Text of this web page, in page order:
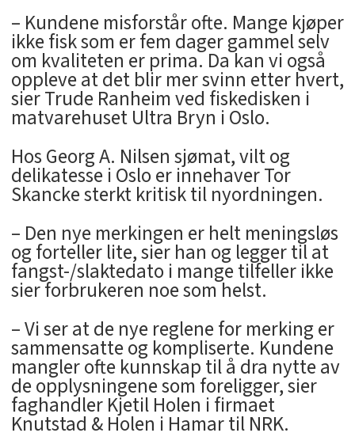
– Kundene misforstår ofte. Mange kjøper
ikke fisk som er fem dager gammel selv
om kvaliteten er prima. Da kan vi også
oppleve at det blir mer svinn etter hvert,
sier Trude Ranheim ved fiskedisken i
matvarehuset Ultra Bryn i Oslo.
Hos Georg A. Nilsen sjømat, vilt og
delikatesse i Oslo er innehaver Tor
Skancke sterkt kritisk til nyordningen.
– Den nye merkingen er helt meningsløs
og forteller lite, sier han og legger til at
fangst-/slaktedato i mange tilfeller ikke
sier forbrukeren noe som helst.
– Vi ser at de nye reglene for merking er
sammensatte og kompliserte. Kundene
mangler ofte kunnskap til å dra nytte av
de opplysningene som foreligger, sier
faghandler Kjetil Holen i firmaet
Knutstad & Holen i Hamar til NRK.